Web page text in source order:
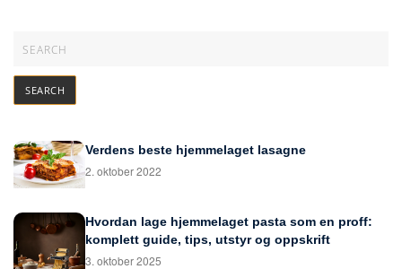
Verdens beste hjemmelaget lasagne
2. oktober 2022
Hvordan lage hjemmelaget pasta som en proff:
komplett guide, tips, utstyr og oppskrift
3. oktober 2025